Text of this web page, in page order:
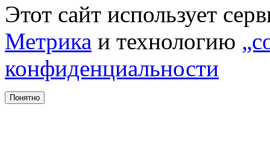
Этот сайт использует
Метрика и технологию
конфиденциальности
Понятно